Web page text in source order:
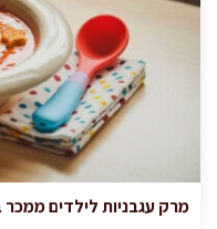
מרק עגבניות לילדים ממכר ב-30 דקות, בלי שמנת